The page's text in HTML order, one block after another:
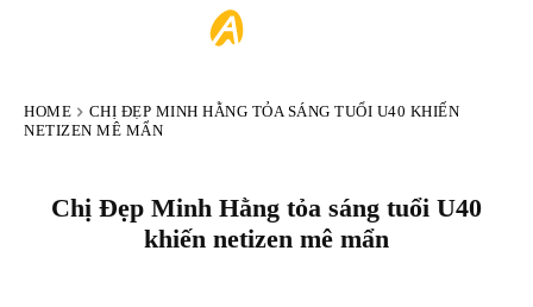
HOME
CHỊ ĐẸP MINH HẰNG TỎA SÁNG TUỔI U40 KHIẾN
NETIZEN MÊ MẨN
Chị Đẹp Minh Hằng tỏa sáng tuổi U40
khiến netizen mê mẩn